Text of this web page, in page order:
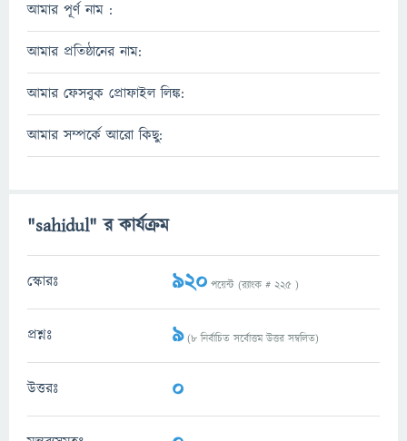
আমার পূর্ণ নাম :
আমার প্রতিষ্ঠানের নাম:
আমার ফেসবুক প্রোফাইল লিঙ্ক:
আমার সম্পর্কে আরো কিছু:
"sahidul" র কার্যক্রম
স্কোরঃ 920 পয়েন্ট (র‌্যাংক # 225 )
প্রশ্নঃ 9(8নির্বাচিত সর্বোত্তম উত্তর সম্বলিত)
উত্তরঃ 0